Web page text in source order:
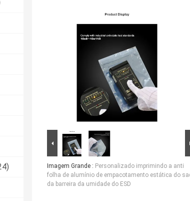
Imagem Grande : Personalizado imprimindo a anti
folha de alumínio de empacotamento estática do
da barreira da umidade do ESD